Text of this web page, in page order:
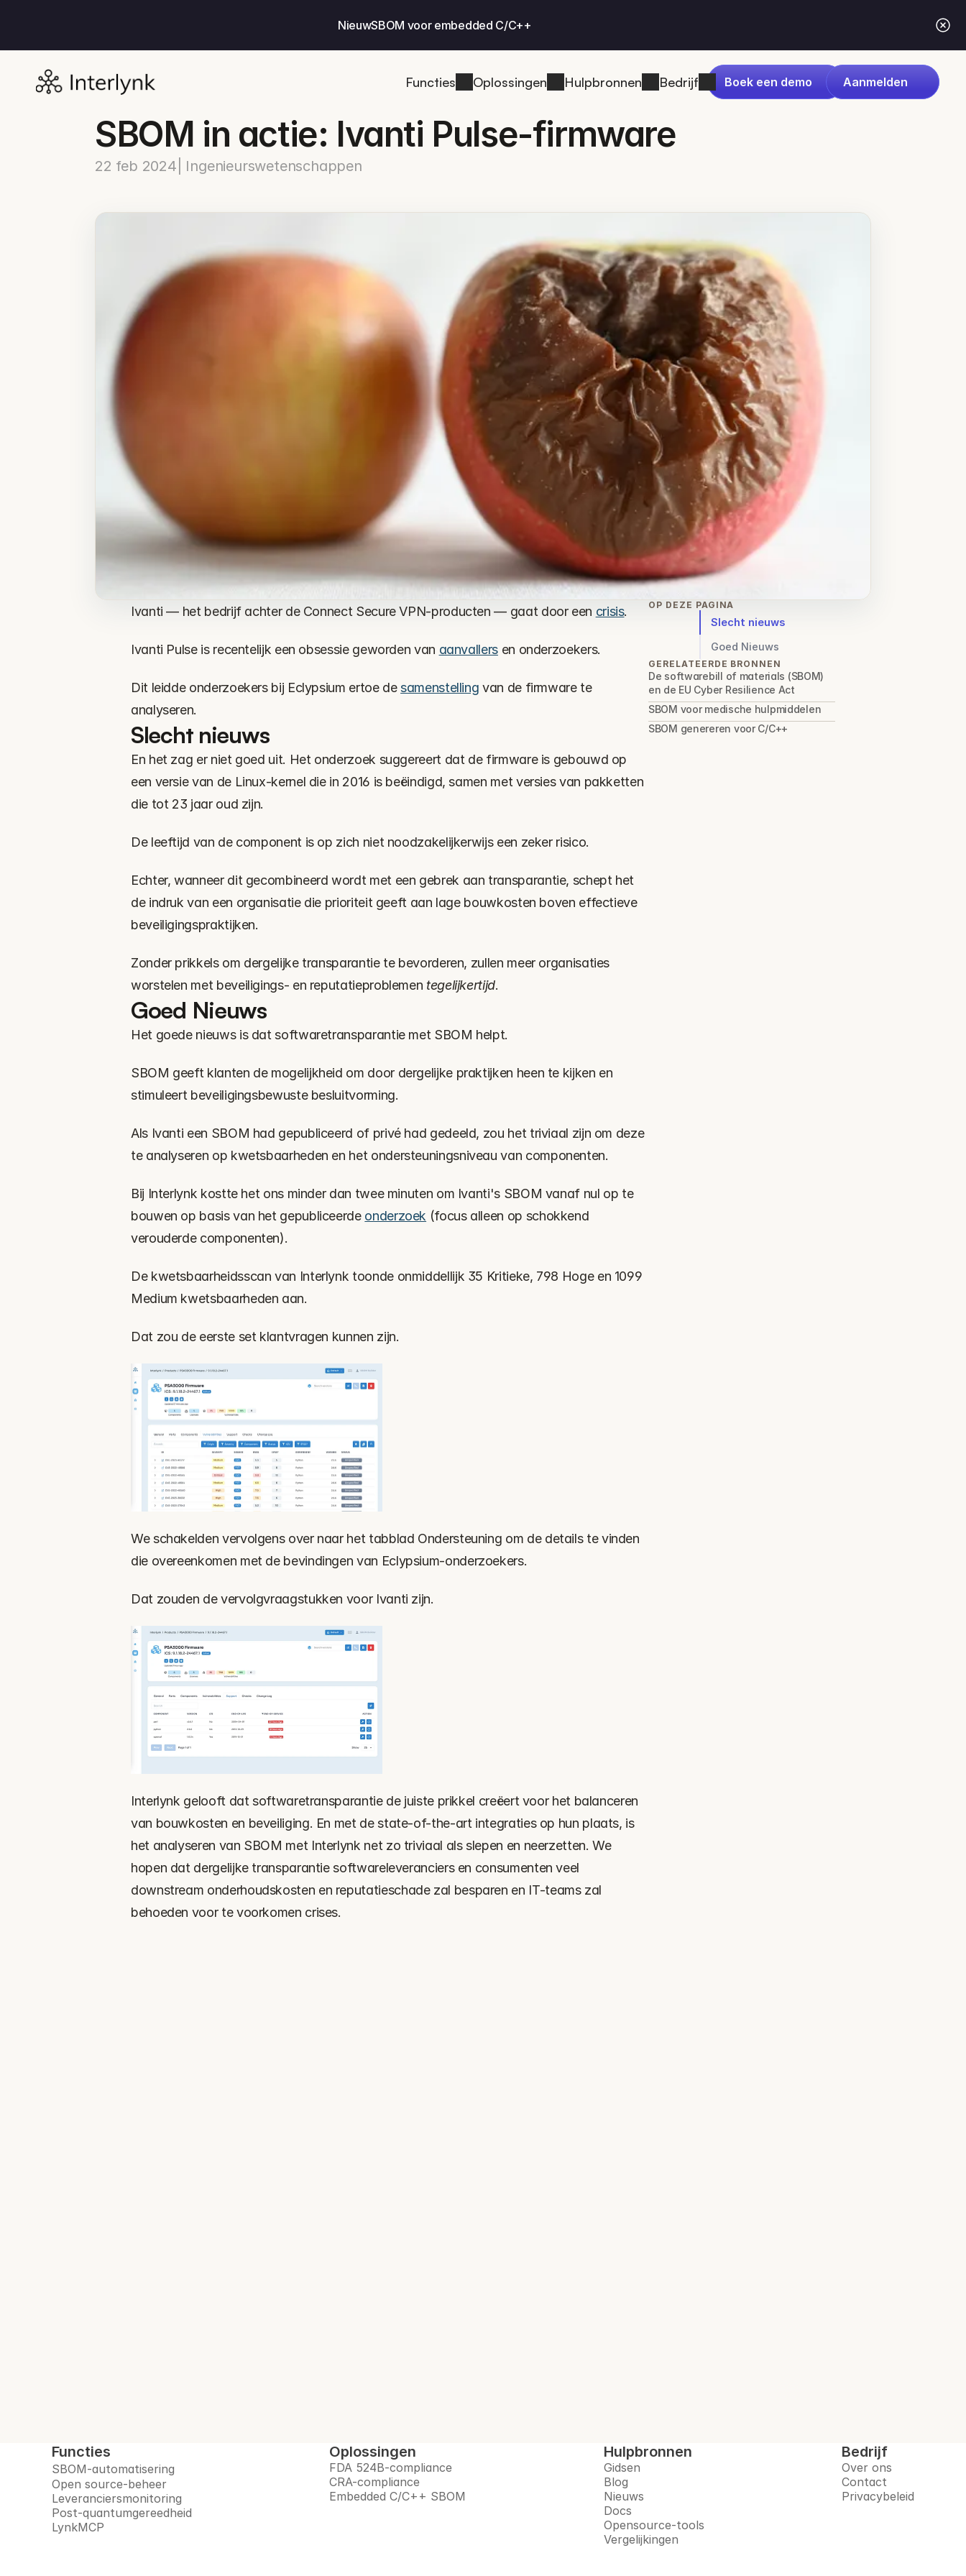
NieuwSBOM voor embedded C/C++
Functies Oplossingen Hulpbronnen Bedrijf Boek een demo Aanmelden
SBOM in actie: Ivanti Pulse-firmware
22 feb 2024 | Ingenieurswetenschappen
Ivanti — het bedrijf achter de Connect Secure VPN-producten — gaat door een crisis.
Ivanti Pulse is recentelijk een obsessie geworden van aanvallers en onderzoekers.
Dit leidde onderzoekers bij Eclypsium ertoe de samenstelling van de firmware te
analyseren.
Slecht nieuws
En het zag er niet goed uit. Het onderzoek suggereert dat de firmware is gebouwd op
een versie van de Linux-kernel die in 2016 is beëindigd, samen met versies van pakketten
die tot 23 jaar oud zijn.
De leeftijd van de component is op zich niet noodzakelijkerwijs een zeker risico.
Echter, wanneer dit gecombineerd wordt met een gebrek aan transparantie, schept het
de indruk van een organisatie die prioriteit geeft aan lage bouwkosten boven effectieve
beveiligingspraktijken.
Zonder prikkels om dergelijke transparantie te bevorderen, zullen meer organisaties
worstelen met beveiligings- en reputatieproblemen tegelijkertijd.
Goed Nieuws
Het goede nieuws is dat softwaretransparantie met SBOM helpt.
SBOM geeft klanten de mogelijkheid om door dergelijke praktijken heen te kijken en
stimuleert beveiligingsbewuste besluitvorming.
Als Ivanti een SBOM had gepubliceerd of privé had gedeeld, zou het triviaal zijn om deze
te analyseren op kwetsbaarheden en het ondersteuningsniveau van componenten.
Bij Interlynk kostte het ons minder dan twee minuten om Ivanti's SBOM vanaf nul op te
bouwen op basis van het gepubliceerde onderzoek (focus alleen op schokkend
verouderde componenten).
De kwetsbaarheidsscan van Interlynk toonde onmiddellijk 35 Kritieke, 798 Hoge en 1099
Medium kwetsbaarheden aan.
Dat zou de eerste set klantvragen kunnen zijn.
We schakelden vervolgens over naar het tabblad Ondersteuning om de details te vinden
die overeenkomen met de bevindingen van Eclypsium-onderzoekers.
Dat zouden de vervolgvraagstukken voor Ivanti zijn.
Interlynk gelooft dat softwaretransparantie de juiste prikkel creëert voor het balanceren
van bouwkosten en beveiliging. En met de state-of-the-art integraties op hun plaats, is
het analyseren van SBOM met Interlynk net zo triviaal als slepen en neerzetten. We
hopen dat dergelijke transparantie softwareleveranciers en consumenten veel
downstream onderhoudskosten en reputatieschade zal besparen en IT-teams zal
behoeden voor te voorkomen crises.
OP DEZE PAGINA
Slecht nieuws
Goed Nieuws
GERELATEERDE BRONNEN
De softwarebill of materials (SBOM)
en de EU Cyber Resilience Act
SBOM voor medische hulpmiddelen
SBOM genereren voor C/C++
Functies
SBOM-automatisering
Open source-beheer
Leveranciersmonitoring
Post-quantumgereedheid
LynkMCP
Oplossingen
FDA 524B-compliance
CRA-compliance
Embedded C/C++ SBOM
Hulpbronnen
Gidsen
Blog
Nieuws
Docs
Opensource-tools
Vergelijkingen
Bedrijf
Over ons
Contact
Privacybeleid